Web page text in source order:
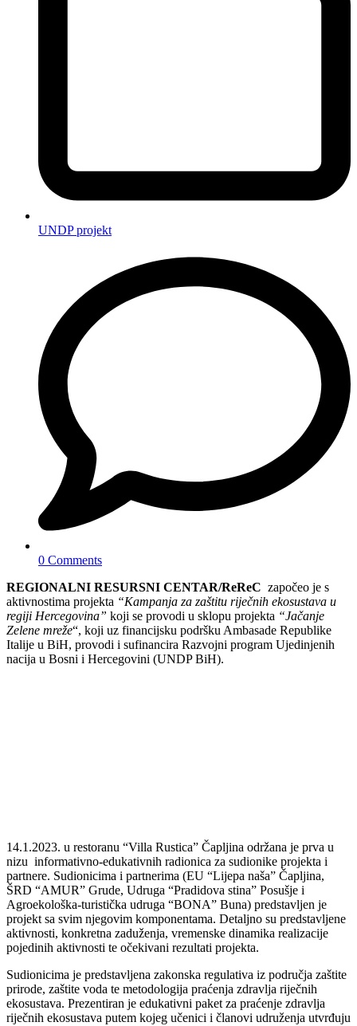
UNDP projekt
0 Comments
REGIONALNI RESURSNI CENTAR/ReReC započeo je s
aktivnostima projekta “Kampanja za zaštitu riječnih ekosustava u
regiji Hercegovina” koji se provodi u sklopu projekta “Jačanje
Zelene mreže“, koji uz financijsku podršku Ambasade Republike
Italije u BiH, provodi i sufinancira Razvojni program Ujedinjenih
nacija u Bosni i Hercegovini (UNDP BiH).
14.1.2023. u restoranu “Villa Rustica” Čapljina održana je prva u
nizu informativno-edukativnih radionica za sudionike projekta i
partnere. Sudionicima i partnerima (EU “Lijepa naša” Čapljina,
ŠRD “AMUR” Grude, Udruga “Pradidova stina” Posušje i
Agroekološka-turistička udruga “BONA” Buna) predstavljen je
projekt sa svim njegovim komponentama. Detaljno su predstavljene
aktivnosti, konkretna zaduženja, vremenske dinamika realizacije
pojedinih aktivnosti te očekivani rezultati projekta.
Sudionicima je predstavljena zakonska regulativa iz područja zaštite
prirode, zaštite voda te metodologija praćenja zdravlja riječnih
ekosustava. Prezentiran je edukativni paket za praćenje zdravlja
riječnih ekosustava putem kojeg učenici i članovi udruženja utvrđuju